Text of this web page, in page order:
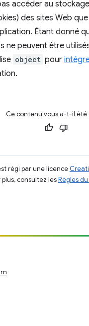
accéder au
des sites Web
Étant donné
ne peuvent être
object pour
Ce contenu vous a-t-il été
régi par une licence
plus, consultez lesRègles